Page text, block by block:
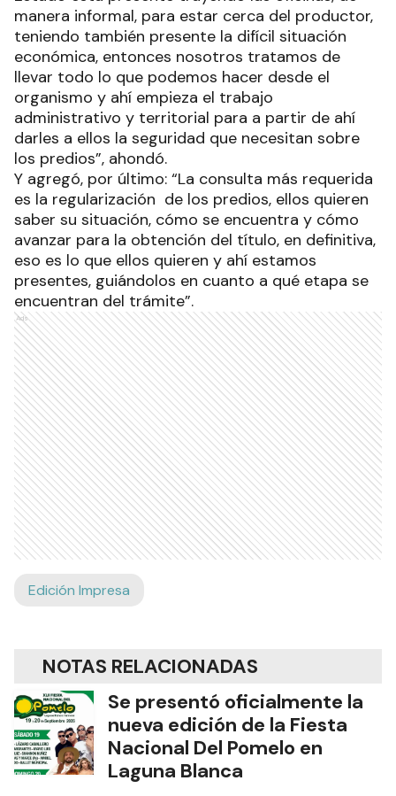
manera informal, para estar cerca del productor,
teniendo también presente la difícil situación
económica, entonces nosotros tratamos de
llevar todo lo que podemos hacer desde el
organismo y ahí empieza el trabajo
administrativo y territorial para a partir de ahí
darles a ellos la seguridad que necesitan sobre
los predios”, ahondó.
Y agregó, por último: “La consulta más requerida
es la regularización de los predios, ellos quieren
saber su situación, cómo se encuentra y cómo
avanzar para la obtención del título, en definitiva,
eso es lo que ellos quieren y ahí estamos
presentes, guiándolos en cuanto a qué etapa se
encuentran del trámite”.
Ads
Edición Impresa
NOTAS RELACIONADAS
Se presentó oficialmente la
nueva edición de la Fiesta
Nacional Del Pomelo en
Laguna Blanca